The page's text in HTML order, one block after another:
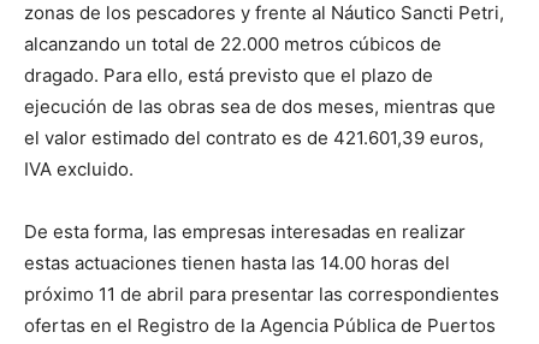
zonas de los pescadores y frente al Náutico Sancti Petri,
alcanzando un total de 22.000 metros cúbicos de
dragado. Para ello, está previsto que el plazo de
ejecución de las obras sea de dos meses, mientras que
el valor estimado del contrato es de 421.601,39 euros,
IVA excluido.
De esta forma, las empresas interesadas en realizar
estas actuaciones tienen hasta las 14.00 horas del
próximo 11 de abril para presentar las correspondientes
ofertas en el Registro de la Agencia Pública de Puertos